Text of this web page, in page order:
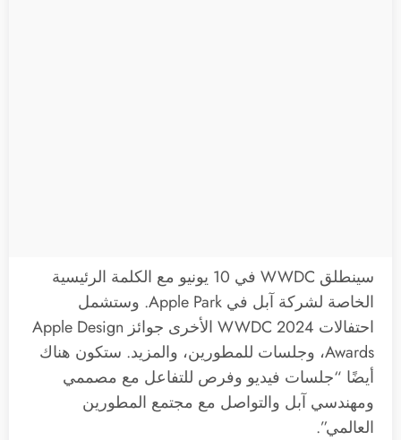
سينطلق WWDC في 10 يونيو مع الكلمة الرئيسية
الخاصة لشركة آبل في Apple Park. وستشمل
احتفالات WWDC 2024 الأخرى جوائز Apple Design
Awards، وجلسات للمطورين، والمزيد. ستكون هناك
أيضًا “جلسات فيديو وفرص للتفاعل مع مصممي
ومهندسي آبل والتواصل مع مجتمع المطورين
العالمي”.